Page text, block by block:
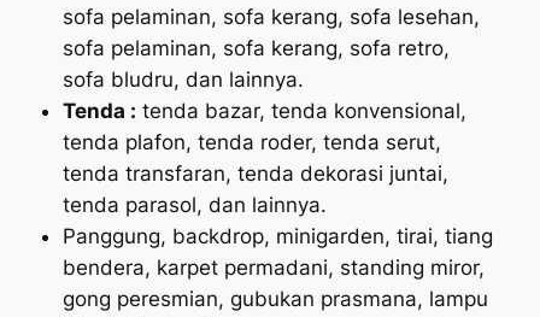
sofa pelaminan, sofa kerang, sofa lesehan,
sofa pelaminan, sofa kerang, sofa retro,
sofa bludru, dan lainnya.
Tenda : tenda bazar, tenda konvensional,
tenda plafon, tenda roder, tenda serut,
tenda transfaran, tenda dekorasi juntai,
tenda parasol, dan lainnya.
Panggung, backdrop, minigarden, tirai, tiang
bendera, karpet permadani, standing miror,
gong peresmian, gubukan prasmana, lampu